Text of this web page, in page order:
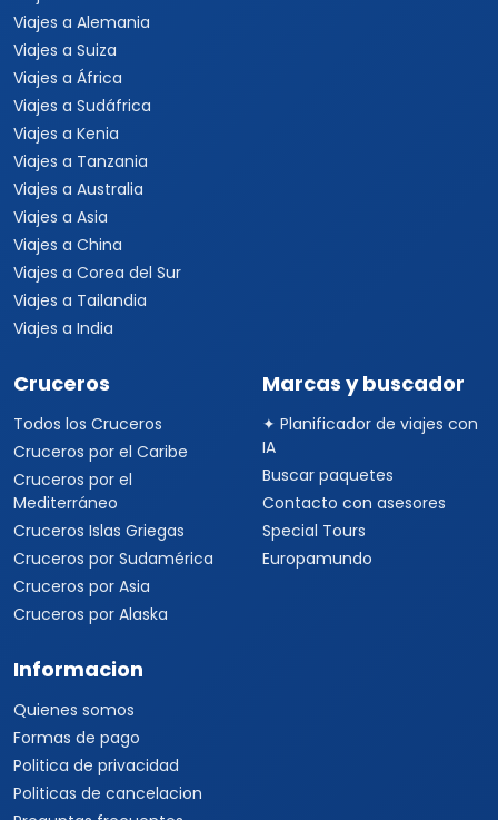
Viajes a Italia
Viajes a España
Viajes a Grecia
Viajes a Turquía
Viajes a Egipto
Viajes a Medio Oriente
Viajes a Alemania
Viajes a Suiza
Viajes a África
Viajes a Sudáfrica
Viajes a Kenia
Viajes a Tanzania
Viajes a Asia
Viajes a China
Viajes a Corea del Sur
Viajes a Tailandia
Viajes a India
Cruceros
Todos los Cruceros
Cruceros por el Caribe
Mediterráneo
Cruceros Islas Griegas
Cruceros por Sudamérica
Cruceros por Asia
Cruceros por Alaska
Marcas y buscador